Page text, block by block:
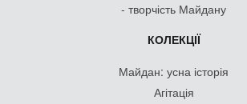
- творчість Майдану
КОЛЕКЦІЇ
Майдан: усна історія
Агітація